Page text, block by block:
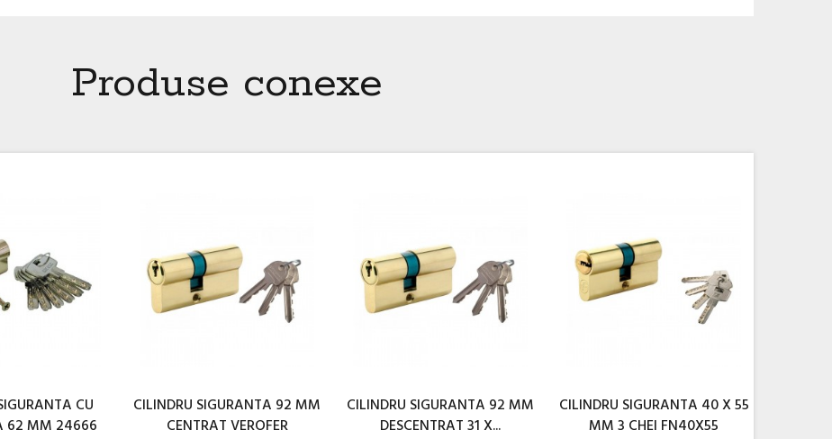
Produse conexe
CU
62 MM 24666
CILINDRU SIGURANTA 92 MM
CENTRAT VEROFER
CILINDRU SIGURANTA 92 MM
DESCENTRAT 31 X...
CILINDRU SIGURANTA 40 X 55
MM 3 CHEI FN40X55